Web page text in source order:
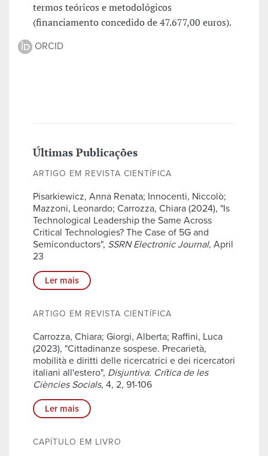
termos teóricos e metodológicos
(financiamento concedido de 47.677,00 euros).
ORCID
Últimas Publicações
ARTIGO EM REVISTA CIENTÍFICA
Pisarkiewicz, Anna Renata; Innocenti, Niccolò;
Mazzoni, Leonardo; Carrozza, Chiara (2024), "Is
Technological Leadership the Same Across
Critical Technologies? The Case of 5G and
Semiconductors", SSRN Electronic Journal, April
23
Ler mais
ARTIGO EM REVISTA CIENTÍFICA
Carrozza, Chiara; Giorgi, Alberta; Raffini, Luca
(2023), "Cittadinanze sospese. Precarietà,
mobilità e diritti delle ricercatrici e dei ricercatori
italiani all'estero", Disjuntiva. Crítica de les
Ciències Socials, 4, 2, 91-106
Ler mais
CAPÍTULO EM LIVRO